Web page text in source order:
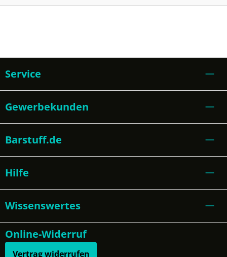
Service
Gewerbekunden
Barstuff.de
Hilfe
Wissenswertes
Online-Widerruf
Vertrag widerrufen